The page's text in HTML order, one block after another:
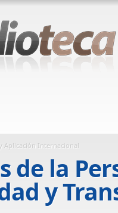
Aplicación Internacional
de la
y